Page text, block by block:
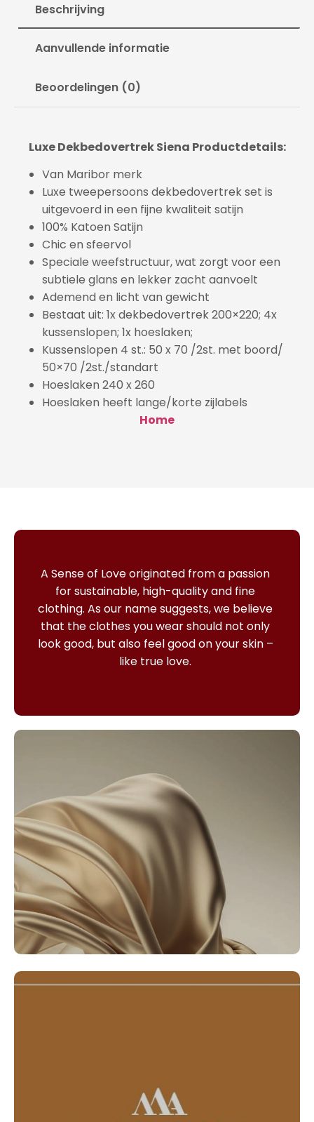
Beschrijving
Aanvullende informatie
Beoordelingen (0)
Luxe Dekbedovertrek Siena Productdetails:
Van Maribor merk
Luxe tweepersoons dekbedovertrek set is
uitgevoerd in een fijne kwaliteit satijn
100% Katoen Satijn
Chic en sfeervol
Speciale weefstructuur, wat zorgt voor een
subtiele glans en lekker zacht aanvoelt
Ademend en licht van gewicht
Bestaat uit: 1x dekbedovertrek 200×220; 4x
kussenslopen; 1x hoeslaken;
Kussenslopen 4 st.: 50 x 70 /2st. met boord/
50×70 /2st./standart
Hoeslaken 240 x 260
Hoeslaken heeft lange/korte zijlabels
Home
A Sense of Love originated from a passion
for sustainable, high-quality and fine
clothing. As our name suggests, we believe
that the clothes you wear should not only
look good, but also feel good on your skin –
like true love.